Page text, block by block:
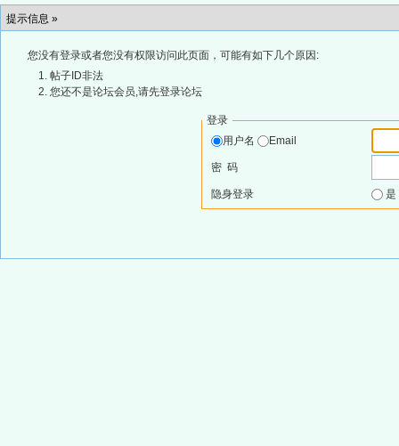
提示信息 »
您没有登录或者您没有权限访问此页面，可能有如下几个原因:
帖子ID非法
您还不是论坛会员,请先登录论坛
登录
用户名
Email
密 码
隐身登录